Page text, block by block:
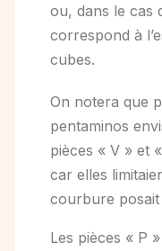
ou, dans le cas
correspond à
cubes.
On notera que
pentaminos
pièces « V » et
car elles
courbure
Les pièces « P